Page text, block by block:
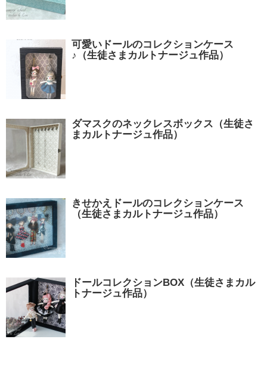
可愛いドールのコレクションケース
♪（生徒さまカルトナージュ作品）
ダマスクのネックレスボックス（生徒さ
まカルトナージュ作品）
きせかえドールのコレクションケース
（生徒さまカルトナージュ作品）
ドールコレクションBOX（生徒さまカル
トナージュ作品）